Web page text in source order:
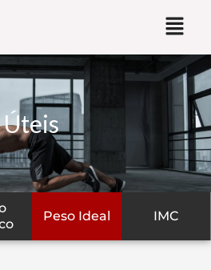
Peso Ideal IMC